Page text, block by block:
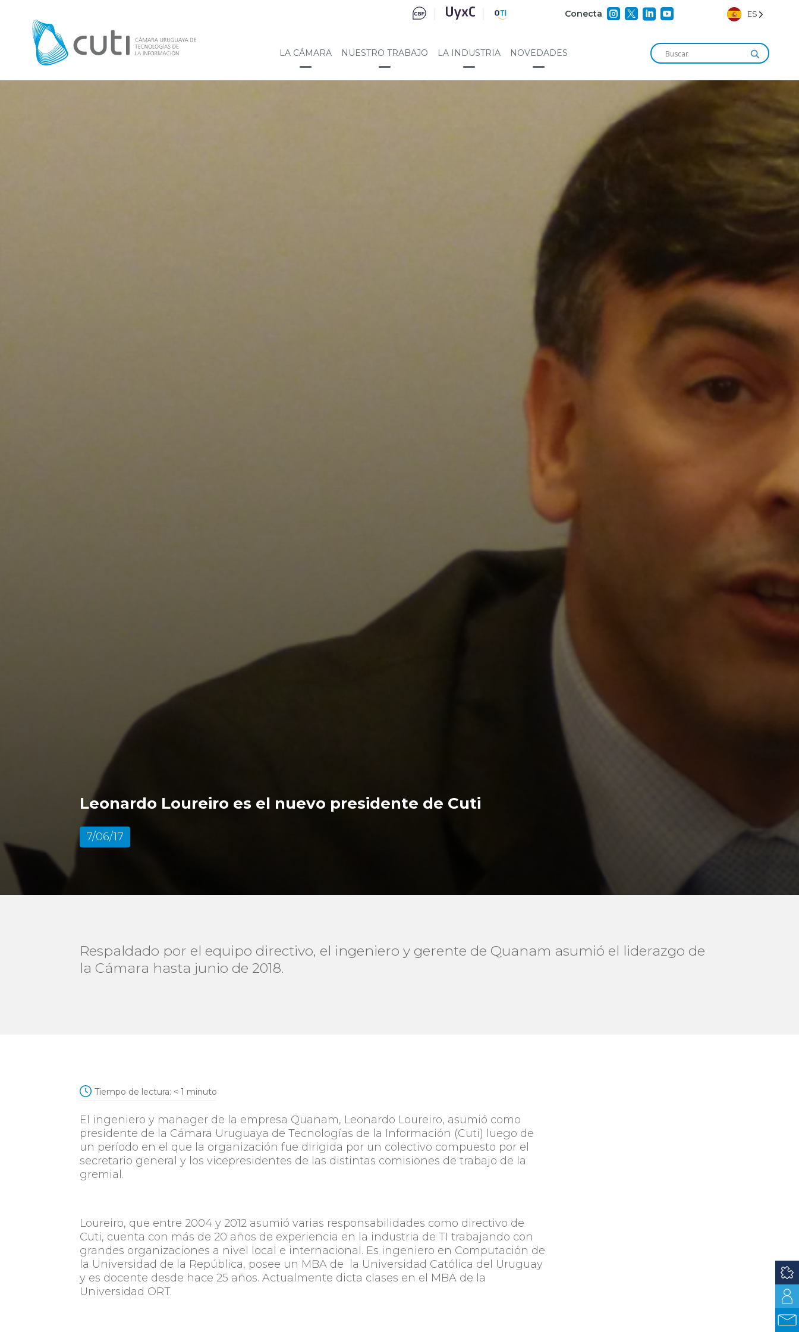
Conecta     ES
LA CÁMARA NUESTRO TRABAJO LA INDUSTRIA NOVEDADES
Leonardo Loureiro es el nuevo presidente de Cuti
7/06/17
Respaldado por el equipo directivo, el ingeniero y gerente de Quanam asumió el liderazgo de
la Cámara hasta junio de 2018.
Tiempo de lectura: < 1 minuto
El ingeniero y manager de la empresa Quanam, Leonardo Loureiro, asumió como
presidente de la Cámara Uruguaya de Tecnologías de la Información (Cuti) luego de
un período en el que la organización fue dirigida por un colectivo compuesto por el
secretario general y los vicepresidentes de las distintas comisiones de trabajo de la
gremial.
Loureiro, que entre 2004 y 2012 asumió varias responsabilidades como directivo de
Cuti, cuenta con más de 20 años de experiencia en la industria de TI trabajando con
grandes organizaciones a nivel local e internacional. Es ingeniero en Computación de
la Universidad de la República, posee un MBA de la Universidad Católica del Uruguay
y es docente desde hace 25 años. Actualmente dicta clases en el MBA de la
Universidad ORT.